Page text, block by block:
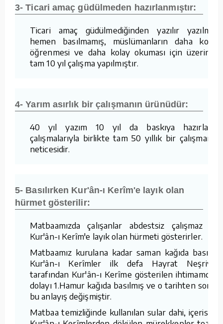
3- Ticari amaç güdülmeden hazırlanmıştır:
Ticari amaç güdülmediğinden yazılır yazılmaz
hemen basılmamış, müslümanların daha kolay
öğrenmesi ve daha kolay okuması için üzerinde
tam 10 yıl çalışma yapılmıştır.
4- Yarım asırlık bir çalışmanın ürünüdür:
40 yıl yazım 10 yıl da baskıya hazırlama
çalışmalarıyla birlikte tam 50 yıllık bir çalışmanın
neticesidir.
5- Basılırken Kur'ân-ı Kerîm'e layık olan
hürmet gösterilir:
Matbaamızda çalışanlar abdestsiz çalışmaz ve
Kur'ân-ı Kerîm'e layık olan hürmeti gösterirler.
Matbaamız kurulana kadar saman kağıda basılan
Kur'ân-ı Kerîmler ilk defa Hayrat Neşriyat
tarafından Kur'ân-ı Kerîme gösterilen ihtimamdan
dolayı 1.Hamur kağıda basılmış ve o tarihten sonra
bu anlayış değişmiştir.
Matbaa temizliğinde kullanılan sular dahi, içerisine